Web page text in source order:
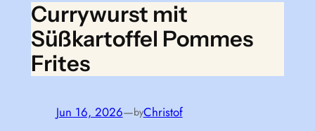
Currywurst mit
Süßkartoffel Pommes
Frites
Jun 16, 2026—byChristof